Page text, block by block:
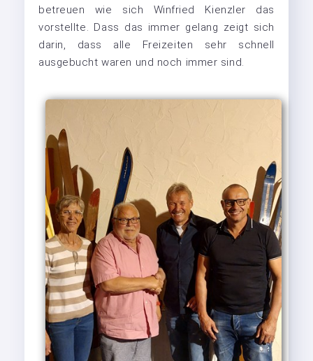
betreuen wie sich Winfried Kienzler das
vorstellte. Dass das immer gelang zeigt sich
darin, dass alle Freizeiten sehr schnell
ausgebucht waren und noch immer sind.